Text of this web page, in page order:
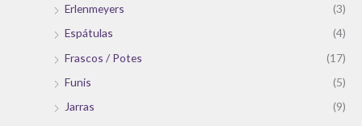
Erlenmeyers
(3)
Espátulas
(4)
Frascos / Potes
(17)
Funis
(5)
Jarras
(9)